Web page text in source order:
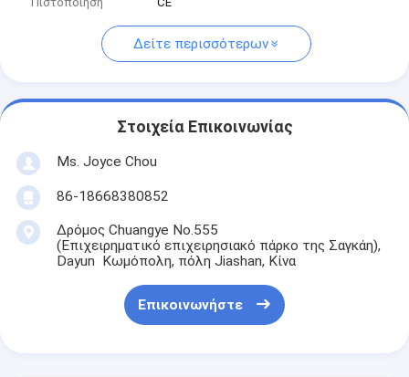
Δείτε περισσότερων
Στοιχεία Επικοινωνίας
Ms. Joyce Chou
86-18668380852
Δρόμος Chuangye No.555
(Επιχειρηματικό επιχειρησιακό πάρκο της Σαγκάη),
Dayun Κωμόπολη, πόλη Jiashan, Κίνα
Επικοινωνήστε